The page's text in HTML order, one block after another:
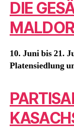
DIE
10. Juni bis 21.
Platensiedlung